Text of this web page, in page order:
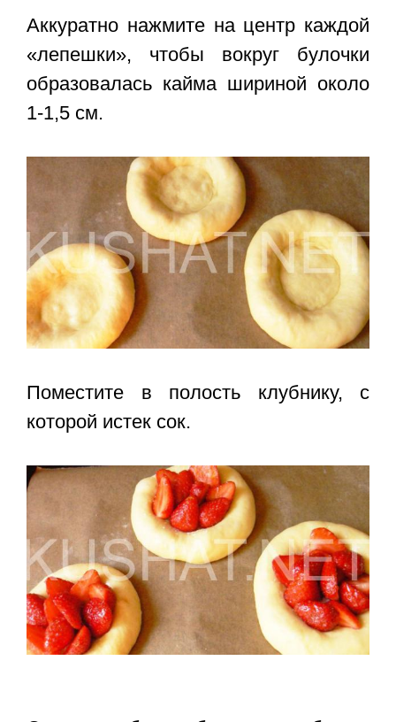
Аккуратно нажмите на центр каждой
«лепешки», чтобы вокруг булочки
образовалась кайма шириной около
1-1,5 см.
Поместите в полость клубнику, с
которой истек сок.